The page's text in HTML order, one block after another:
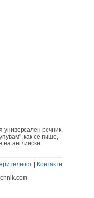
универсален речник,
как се пише,
на английски.
|
Контакти